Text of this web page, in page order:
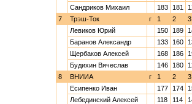
Сандриков Михаил
183 181
7
Трэш-Ток г 1 2
3
Левиков Юрий
150 189
Баранов Александр
133 160
Щербаков Алексей
168 186
Будихин Вячеслав
146 180
8
ВНИИА г 1 2
3
Есипенко Иван
177 174
Лебединский Алексей
118 114